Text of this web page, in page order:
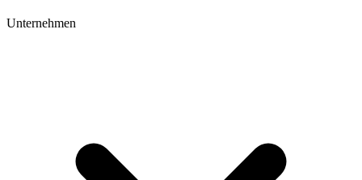
Unternehmen